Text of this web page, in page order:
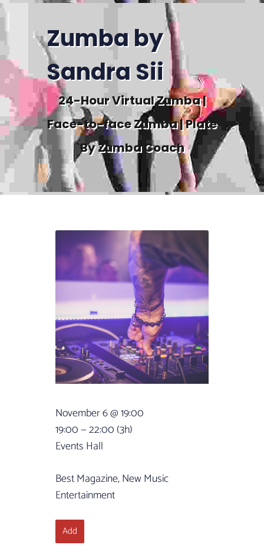
Zumba by
Sandra Sii
24-Hour Virtual Zumba |
Face-to-face Zumba | Plate
By Zumba Coach
November 6 @ 19:00
19:00 — 22:00 (3h)
Events Hall
Best Magazine, New Music
Entertainment
Add